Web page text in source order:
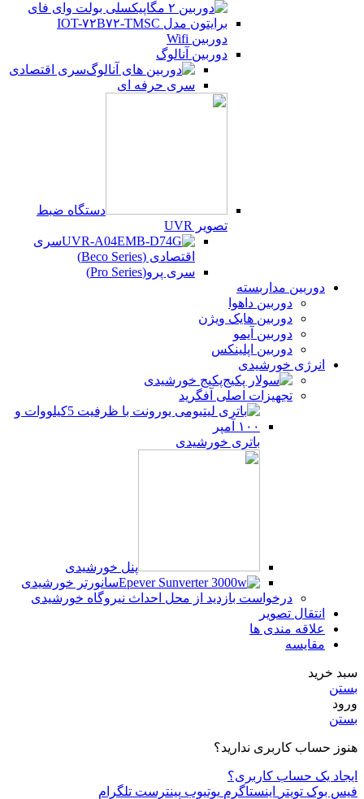
دوربین Wifi
دوربین آنالوگ
سری اقتصادی
سری حرفه ای
دستگاه ضبط
تصویر UVR
سری
اقتصادی (Beco Series)
سری پرو(Pro Series)
دوربین مداربسته
دوربین داهوا
دوربین هایک ویژن
دوربین آیمو
دوربین اپلینکس
انرژی خورشیدی
پکیج خورشیدی
تجهیزات اصلی آفگرید
باتری خورشیدی
پنل خورشیدی
سانورتر خورشیدی
درخواست بازدید از محل احداث نیروگاه خورشیدی
انتقال تصویر
علاقه مندی ها
مقایسه
سبد خرید
بستن
ورود
بستن
هنوز حساب کاربری ندارید؟
ایجاد یک حساب کاربری؟
فیس بوک تویتر اینستاگرم یوتیوب پینترست تلگرام